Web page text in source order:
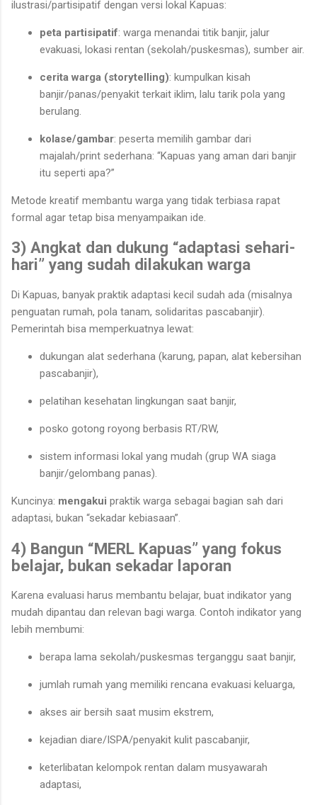
ilustrasi/partisipatif dengan versi lokal Kapuas:
peta partisipatif: warga menandai titik banjir, jalur
evakuasi, lokasi rentan (sekolah/puskesmas), sumber air.
cerita warga (storytelling): kumpulkan kisah
banjir/panas/penyakit terkait iklim, lalu tarik pola yang
berulang.
kolase/gambar: peserta memilih gambar dari
majalah/print sederhana: “Kapuas yang aman dari banjir
itu seperti apa?”
Metode kreatif membantu warga yang tidak terbiasa rapat
formal agar tetap bisa menyampaikan ide.
3) Angkat dan dukung “adaptasi sehari-
hari” yang sudah dilakukan warga
Di Kapuas, banyak praktik adaptasi kecil sudah ada (misalnya
penguatan rumah, pola tanam, solidaritas pascabanjir).
Pemerintah bisa memperkuatnya lewat:
dukungan alat sederhana (karung, papan, alat kebersihan
pascabanjir),
pelatihan kesehatan lingkungan saat banjir,
posko gotong royong berbasis RT/RW,
sistem informasi lokal yang mudah (grup WA siaga
banjir/gelombang panas).
Kuncinya: mengakui praktik warga sebagai bagian sah dari
adaptasi, bukan “sekadar kebiasaan”.
4) Bangun “MERL Kapuas” yang fokus
belajar, bukan sekadar laporan
Karena evaluasi harus membantu belajar, buat indikator yang
mudah dipantau dan relevan bagi warga. Contoh indikator yang
lebih membumi:
berapa lama sekolah/puskesmas terganggu saat banjir,
jumlah rumah yang memiliki rencana evakuasi keluarga,
akses air bersih saat musim ekstrem,
kejadian diare/ISPA/penyakit kulit pascabanjir,
keterlibatan kelompok rentan dalam musyawarah
adaptasi,